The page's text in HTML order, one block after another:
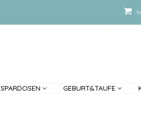
SPARDOSEN GEBURT&TAUFE